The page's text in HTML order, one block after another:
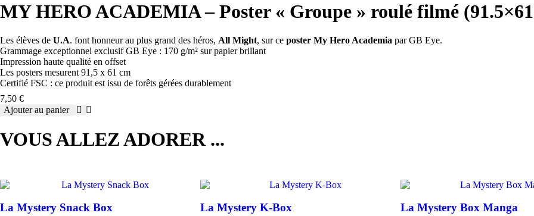
Poster
roulé
filmé
(91.5x61)
MY HERO ACADEMIA – Poster « Groupe » roulé filmé
Les élèves de U.A. font honneur au plus grand des héros, All Might, sur ce poster My Hero Academia par GB Eye.
Grammage exceptionnel exclusif GB Eye : 170 g/m² sur papier brillant
Impression haute qualité en offset
Les posters mesurent 91,5 x 61 cm
Certifié FSC : ce produit est issu de forêts gérées durablement
7,50 €
quantité
MY
HERO
Poster
"Groupe"
filmé
Ajouter au panier
VOUS ALLEZ ADORER ...
La Mystery Snack Box La Mystery K-Box La Mystery Box Manga